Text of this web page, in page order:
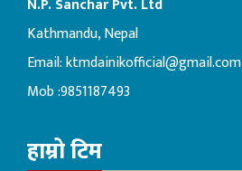
Kathmandu, Nepal
Email:ktmdainikofficial@gmail.com
Mob :9851187493
हाम्रो टिम